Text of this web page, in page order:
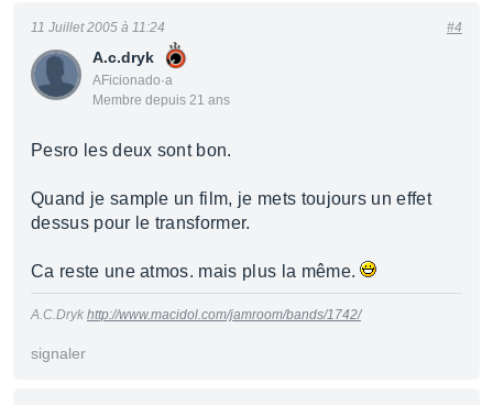
A.c.dryk
AFicionado·a
Membre depuis 21 ans
11 Juillet 2005 à 11:24 #4
Pesro les deux sont bon.
Quand je sample un film, je mets toujours un effet
dessus pour le transformer.
Ca reste une atmos. mais plus la même.
A.C.Dryk http://www.macidol.com/jamroom/bands/1742/
signaler